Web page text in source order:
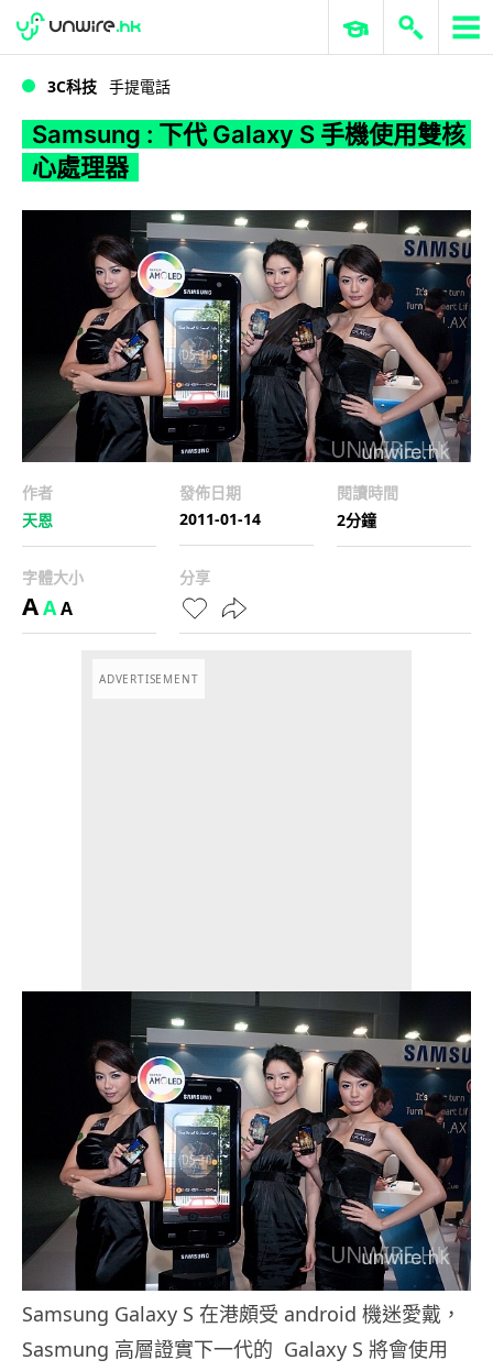
WWDC 2026 ERP 與商業 AI
3C科技 手提電話
Samsung : 下代 Galaxy S 手機使用雙核
心處理器
作者
天恩
發佈日期
2011-01-14
閱讀時間
2分鐘
字體大小
AAA
分享
ADVERTISEMENT
Samsung Galaxy S 在港頗受 android 機迷愛戴，
Sasmung 高層證實下一代的 Galaxy S 將會使用